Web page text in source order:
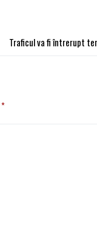
Traficul va fi întrerupt
*